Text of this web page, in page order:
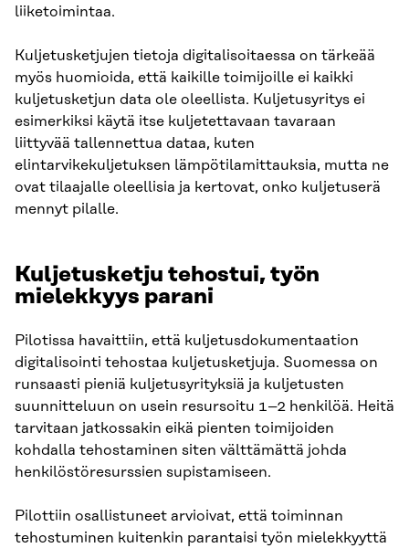
liiketoimintaa.
Kuljetusketjujen tietoja digitalisoitaessa on tärkeää
myös huomioida, että kaikille toimijoille ei kaikki
kuljetusketjun data ole oleellista. Kuljetusyritys ei
esimerkiksi käytä itse kuljetettavaan tavaraan
liittyvää tallennettua dataa, kuten
elintarvikekuljetuksen lämpötilamittauksia, mutta ne
ovat tilaajalle oleellisia ja kertovat, onko kuljetuserä
mennyt pilalle.
Kuljetusketju tehostui, työn
mielekkyys parani
Pilotissa havaittiin, että kuljetusdokumentaation
digitalisointi tehostaa kuljetusketjuja. Suomessa on
runsaasti pieniä kuljetusyrityksiä ja kuljetusten
suunnitteluun on usein resursoitu 1–2 henkilöä. Heitä
tarvitaan jatkossakin eikä pienten toimijoiden
kohdalla tehostaminen siten välttämättä johda
henkilöstöresurssien supistamiseen.
Pilottiin osallistuneet arvioivat, että toiminnan
tehostuminen kuitenkin parantaisi työn mielekkyyttä